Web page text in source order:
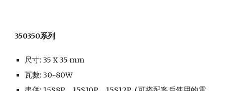
350350系列
尺寸: 35 X 35 mm
瓦數: 30~80W